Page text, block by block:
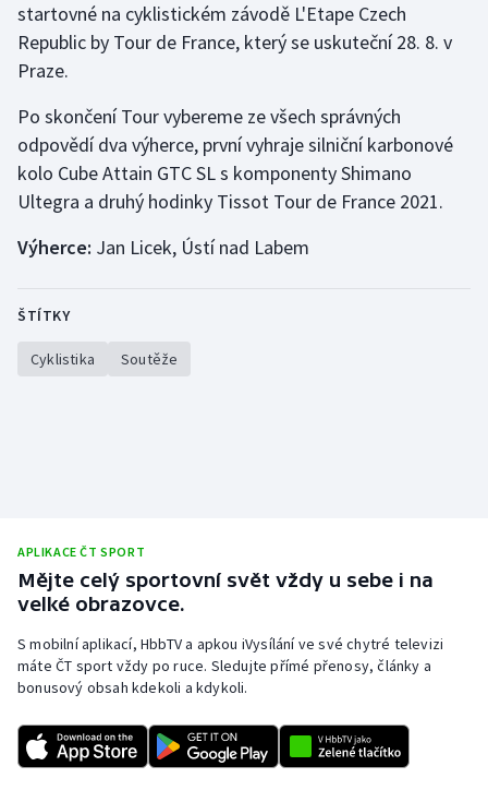
Judo
Krasobruslení
Lezení
Lyže a snowboard
Moderní pětiboj
Ragby
Rychlobruslení
Rychlostní kanoistika
Sportovní střelba
startovné na cyklistickém závodě L'Etape Czech
Republic by Tour de France, který se uskuteční 28. 8. v
Praze.
Po skončení Tour vybereme ze všech správných
odpovědí dva výherce, první vyhraje silniční karbonové
kolo Cube Attain GTC SL s komponenty Shimano
Ultegra a druhý hodinky Tissot Tour de France 2021.
Výherce: Jan Licek, Ústí nad Labem
ŠTÍTKY
Cyklistika Soutěže
APLIKACE ČT SPORT
Mějte celý sportovní svět vždy u sebe i na
velké obrazovce.
S mobilní aplikací, HbbTV a apkou iVysílání ve své chytré televizi
máte ČT sport vždy po ruce. Sledujte přímé přenosy, články a
bonusový obsah kdekoli a kdykoli.